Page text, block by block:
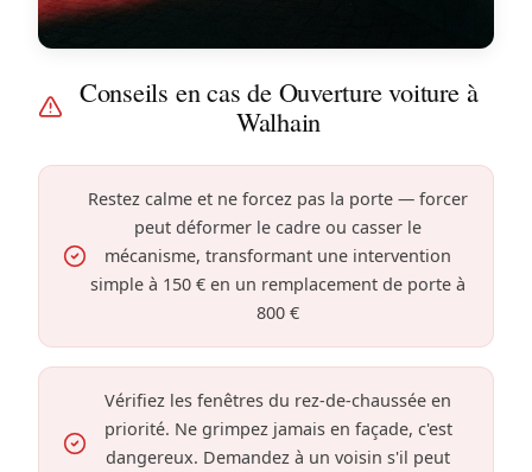
Conseils en cas de Ouverture voiture à
Walhain
Restez calme et ne forcez pas la porte — forcer
peut déformer le cadre ou casser le
mécanisme, transformant une intervention
simple à 150 € en un remplacement de porte à
800 €
Vérifiez les fenêtres du rez-de-chaussée en
priorité. Ne grimpez jamais en façade, c'est
dangereux. Demandez à un voisin s'il peut